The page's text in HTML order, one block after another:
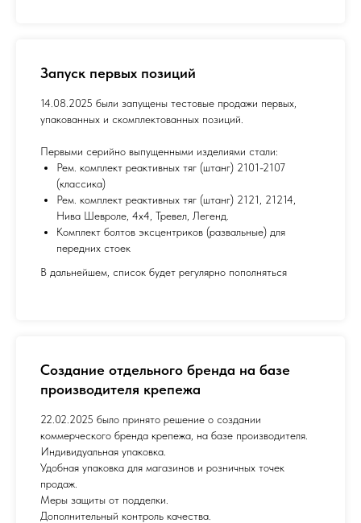
Запуск первых позиций
14.08.2025 были запущены тестовые продажи первых,
упакованных и скомплектованных позиций.
Первыми серийно выпущенными изделиями стали:
Рем. комплект реактивных тяг (штанг) 2101-2107
(классика)
Рем. комплект реактивных тяг (штанг) 2121, 21214,
Нива Шевроле, 4х4, Тревел, Легенд.
Комплект болтов эксцентриков (развальные) для
передних стоек
В дальнейшем, список будет регулярно пополняться
Создание отдельного бренда на базе
производителя крепежа
22.02.2025 было принято решение о создании
коммерческого бренда крепежа, на базе производителя.
Индивидуальная упаковка.
Удобная упаковка для магазинов и розничных точек
продаж.
Меры защиты от подделки.
Дополнительный контроль качества.